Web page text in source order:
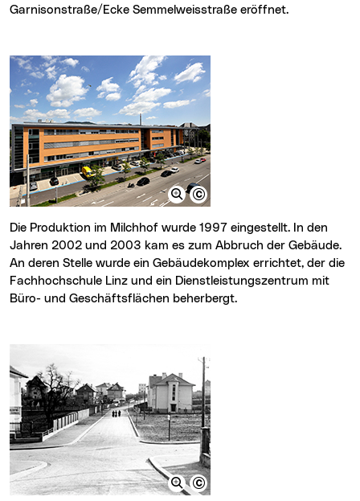
Garnisonstraße/Ecke Semmelweisstraße eröffnet.
Die Produktion im Milchhof wurde 1997 eingestellt. In den
Jahren 2002 und 2003 kam es zum Abbruch der Gebäude.
An deren Stelle wurde ein Gebäudekomplex errichtet, der die
Fachhochschule Linz und ein Dienstleistungszentrum mit
Büro- und Geschäftsflächen beherbergt.